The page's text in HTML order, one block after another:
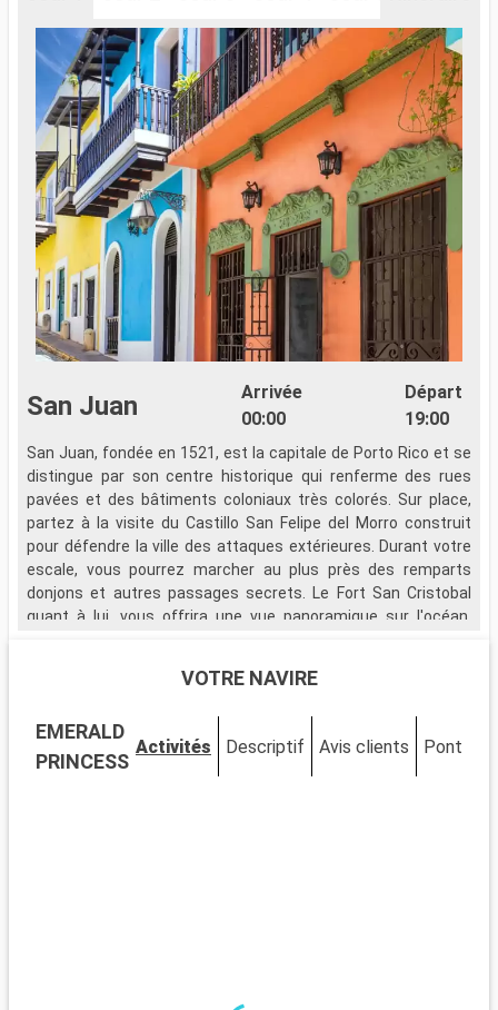
San Juan
Arrivée
00:00
Départ
19:00
San Juan, fondée en 1521, est la capitale de Porto Rico et se
distingue par son centre historique qui renferme des rues
pavées et des bâtiments coloniaux très colorés. Sur place,
partez à la visite du Castillo San Felipe del Morro construit
pour défendre la ville des attaques extérieures. Durant votre
escale, vous pourrez marcher au plus près des remparts
donjons et autres passages secrets. Le Fort San Cristobal
quant à lui, vous offrira une vue panoramique sur l'océan.
d'être utilisé par les dirigeants militaires américains.
VOTRE NAVIRE
EMERALD
PRINCESS
Activités Descriptif Avis clients Ponts